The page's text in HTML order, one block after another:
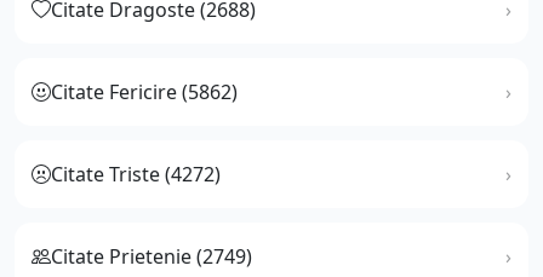
Citate Dragoste (2688)
Citate Fericire (5862)
Citate Triste (4272)
Citate Prietenie (2749)